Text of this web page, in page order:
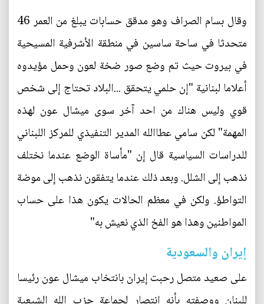
وقال بسام الصراف وهو مدقق حسابات يبلغ من العمر 46
متحدثا في ساحة ساسين في منطقة الأشرفية المسيحية
في بيروت حيث تم وضع صور ضخة لعون وحمل مؤيدوه
أعلاما لبنانية "إن حلمي يتحقق ...البلاد تحتاج إلى شخص
قوي وليس هناك من احد آخر سوى ميشال عون لهذه
المهمة" لكن سامي عطاالله المدير التنفيذي للمركز اللبناني
للدراسات السياسية قال إن "مأساة الوضع عندما نختلف
نذهب إلى الشلل. وبعد ذلك عندما يتفقون نذهب إلى موضة
التواطؤ. ولكن في معظم الحالات يكون هذا على حساب
المواطنين وهذا هو الفخ الذي نعيش به"
إيران والسعودية
على صعيد متصل رحبت إيران بانتخاب ميشال عون رئيسا